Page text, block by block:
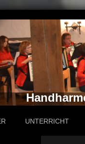
UNTERRICHT